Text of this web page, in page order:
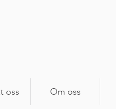
oss Om oss